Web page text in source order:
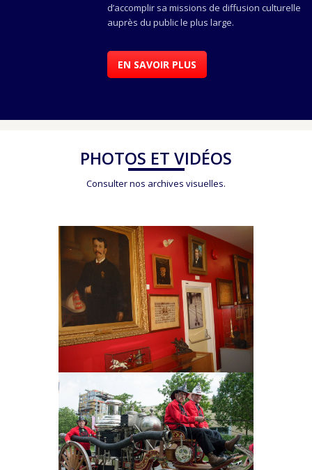
d’accomplir sa missions de diffusion culturelle
auprès du public le plus large.
EN SAVOIR PLUS
PHOTOS ET VIDÉOS
Consulter nos archives visuelles.